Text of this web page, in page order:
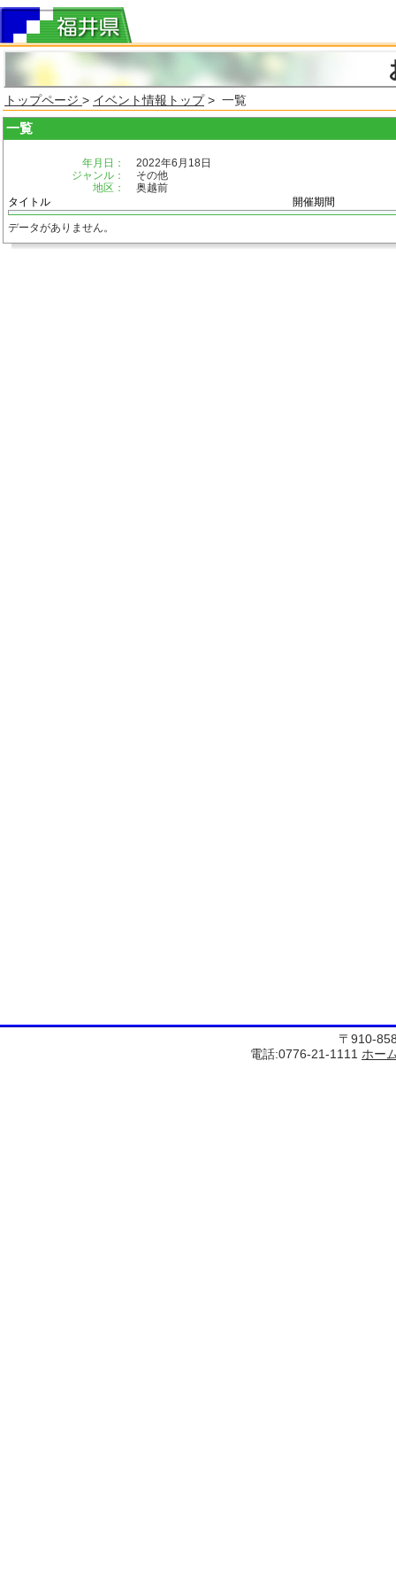
トップページ > イベント情報トップ> 一覧
一覧
年月日：
2022年6月18日
ジャンル：
その他
地区：
奥越前
タイトル
開催期間
データがありません。
〒910-
電話:0776-21-1111 ホー